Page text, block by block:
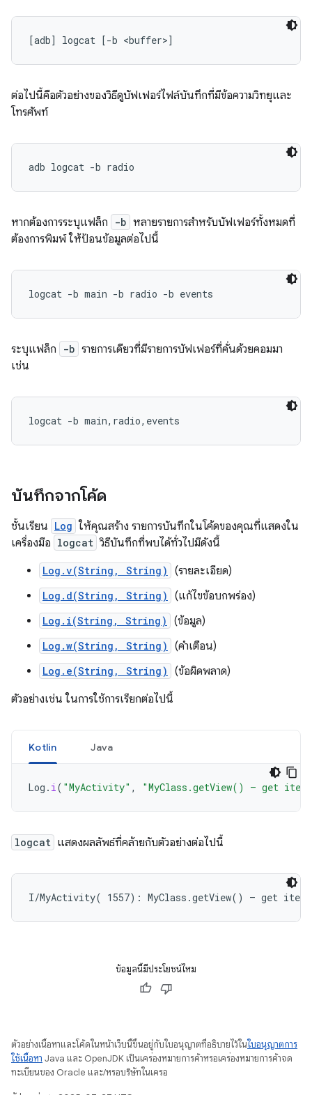
ต่อไปนี้คือตัวอย่างของวิธีดูบัฟเฟอร์ไฟล์บันทึกที่มีข้อความวิทยุและ
โทรศัพท์
หากต้องการระบุแฟล็ก -b หลายรายการสำหรับบัฟเฟอร์ทั้งหมดที่
ต้องการพิมพ์ ให้ป้อนข้อมูลต่อไปนี้
ระบุแฟล็ก -b รายการเดียวที่มีรายการบัฟเฟอร์ที่คั่นด้วยคอมมา
เช่น
บันทึกจากโค้ด
ชั้นเรียน Log ให้คุณสร้าง รายการบันทึกในโค้ดของคุณที่แสดงใน
เครื่องมือ logcat วิธีบันทึกที่พบได้ทั่วไปมีดังนี้
Log.v(String, String) (รายละเอียด)
Log.d(String, String) (แก้ไขข้อบกพร่อง)
Log.i(String, String) (ข้อมูล)
Log.w(String, String) (คำเตือน)
Log.e(String, String)
(ข้อผิดพลาด)
ตัวอย่างเช่น ในการใช้การเรียกต่อไปนี้
Kotlin Java
Log . i( "MyActivity" , "MyClass.getView() — get item
logcat แสดงผลลัพธ์ที่คล้ายกับตัวอย่างต่อไปนี้
ข้อมูลนี้มีประโยชน์ไหม
ตัวอย่างเนื้อหาและโค้ดในหน้าเว็บนี้ขึ้นอยู่กับใบอนุญาตที่อธิบายไว้ในใบอนุญาตการ
ใช้เนื้อหา Java และ OpenJDK เป็นเครื่องหมายการค้าหรือเครื่องหมายการค้าจด
ทะเบียนของ Oracle และ/หรือบริษัทในเครือ